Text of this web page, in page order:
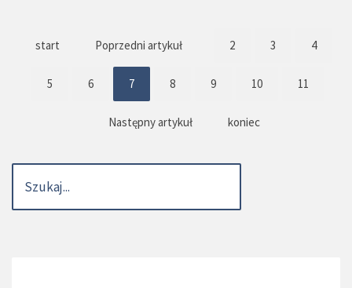
start Poprzedni artykuł 2 3 4
5 6 7 8 9 10 11
Następny artykuł koniec